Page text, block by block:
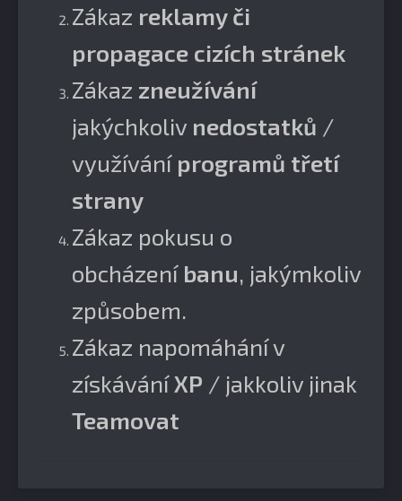
Zákaz reklamy či
propagace cizích stránek
Zákaz zneužívání
jakýchkoliv nedostatků /
využívání programů třetí
strany
Zákaz pokusu o
obcházení banu, jakýmkoliv
způsobem.
Zákaz napomáhání v
získáváníXP / jakkoliv jinak
Teamovat